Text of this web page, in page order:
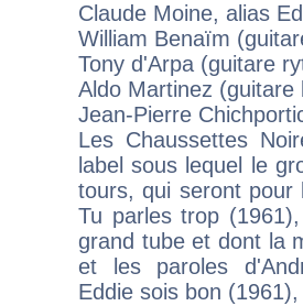
Claude Moine, alias
William Benaïm
Tony d'Arpa (guitare
Aldo Martinez (guitare
Jean-Pierre
Les Chaussettes
label sous lequel le
tours, qui seront pour
Tu parles trop
grand tube et dont la
et les paroles
Eddie sois bon